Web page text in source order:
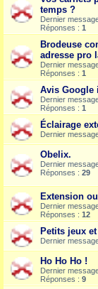
temps ?
Dernier
Réponses : 1
Brodeuse
adresse pro
Dernier
Réponses : 1
Avis Google
Dernier
Réponses : 1
Éclairage
Dernier
Obelix.
Dernier
Réponses : 29
Extension
Dernier
Réponses : 12
Petits jeux
Dernier
Ho Ho Ho !
Dernier
Réponses : 9